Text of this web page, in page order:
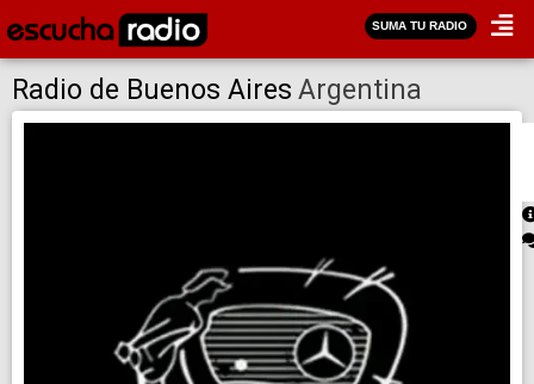
SUMA TU RADIO
Radio de Buenos Aires Argentina